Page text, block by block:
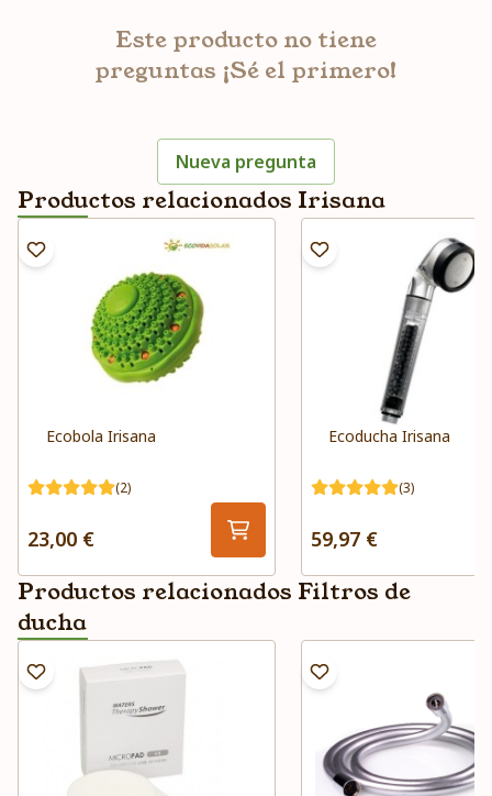
Este producto no tiene
preguntas ¡Sé el primero!
Nueva pregunta
Productos relacionados Irisana
Ecobola Irisana
(2)
23,00 €
Ecoducha Irisana
(3)
59,97 €
Productos relacionados Filtros de
ducha